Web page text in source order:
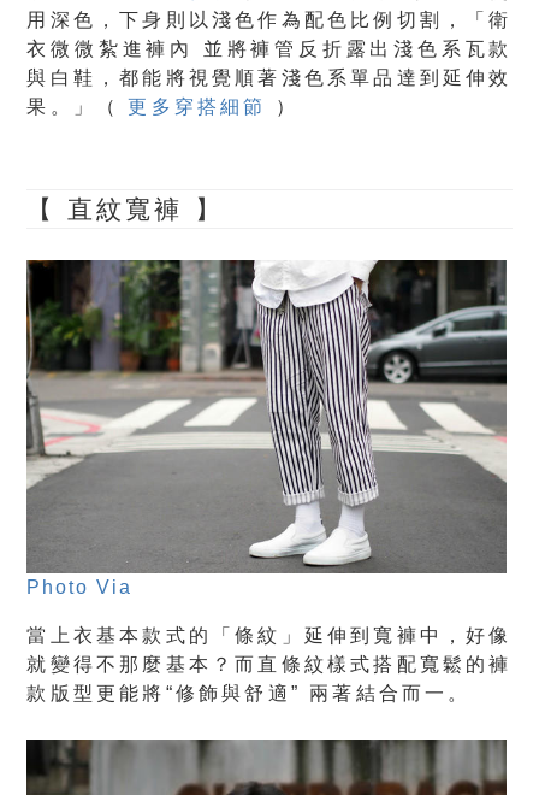
用深色，下身則以淺色作為配色比例切割，「衛
衣微微紮進褲內 並將褲管反折露出淺色系瓦款
與白鞋，都能將視覺順著淺色系單品達到延伸效
果。」（
更多穿搭細節 ）
【 直紋寬褲 】
Photo Via
當上衣基本款式的「條紋」延伸到寬褲中，好像
就變得不那麼基本？而直條紋樣式搭配寬鬆的褲
款版型更能將“修飾與舒適” 兩著結合而一。